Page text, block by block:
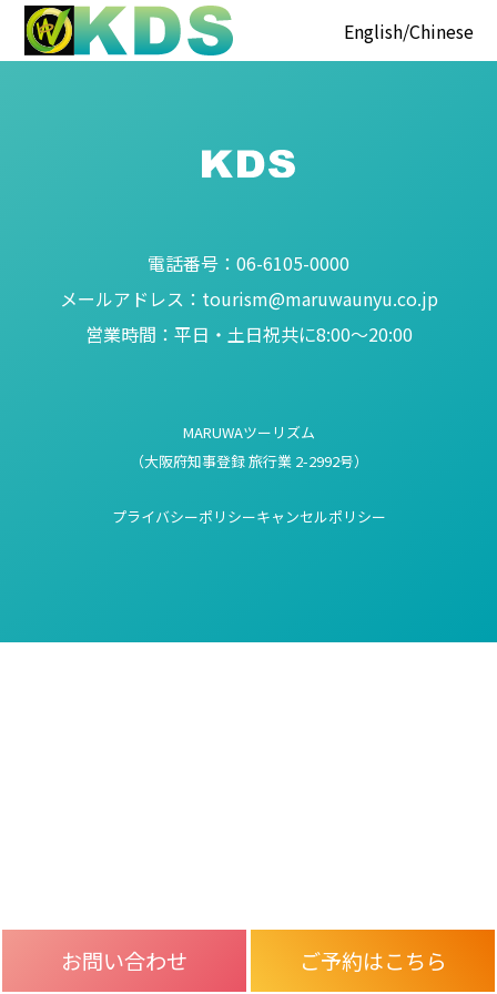
English Chinese
電話番号： 06-6105-0000
メールアドレス： tourism@maruwaunyu.co.jp
営業時間： 平日・土日祝共に8:00～20:00
MARUWAツーリズム
（大阪府知事登録 旅行業 2-2992号）
プライバシーポリシーキャンセルポリシー
お問い合わせ ご予約はこちら